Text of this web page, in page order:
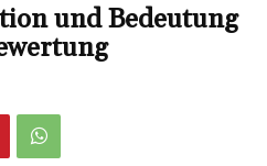
und Bedeutung